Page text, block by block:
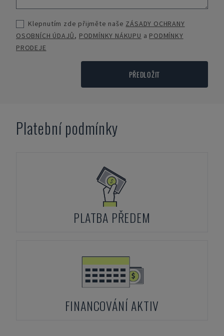
Klepnutím zde přijměte naše ZÁSADY OCHRANY
OSOBNÍCH ÚDAJŮ, PODMÍNKY NÁKUPU a PODMÍNKY
PRODEJE
PŘEDLOŽIT
Platební podmínky
PLATBA PŘEDEM
FINANCOVÁNÍ AKTIV